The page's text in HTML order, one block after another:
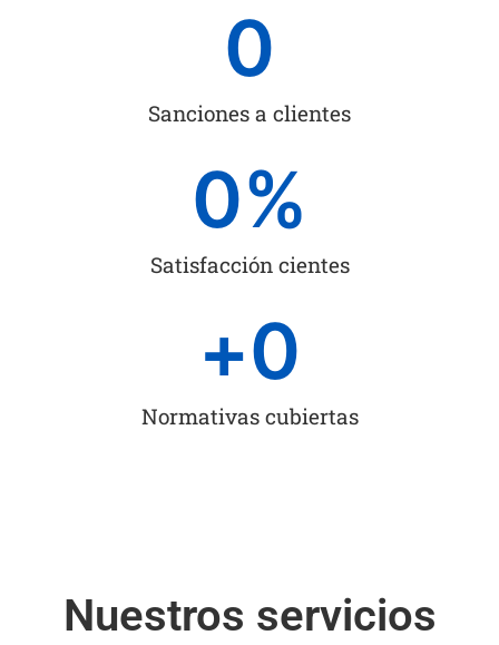
Sanciones a clientes
0
Satisfacción cientes
0%
Normativas cubiertas
+0
Nuestros servicios